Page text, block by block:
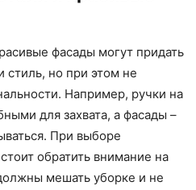
фасады могут придать
стиль, но при этом не
Например, ручки на
для захвата, а фасады –
При выборе
обратить внимание на
мешать уборке и не